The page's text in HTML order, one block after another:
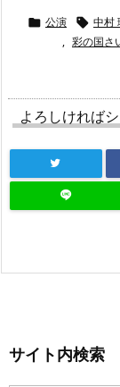
 公演  中村
, 彩の国さ
よろしければ
サイト内検索